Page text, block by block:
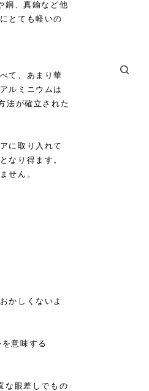
銅、真鍮など他
とても軽いの
て、あまり華
ルミニウムは
法が確立された
に取り入れて
なり得ます。
せん。
かしくないよ
意味する
な眼差しでもの